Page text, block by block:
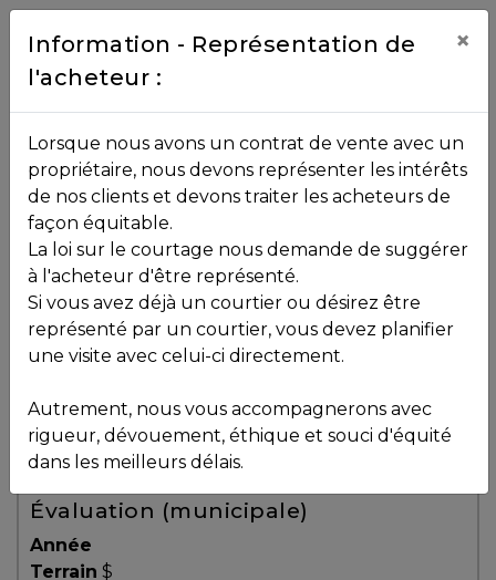
Contact
NOS
PROPRIÉTÉS
VOS
COURTIERS
Équipe
Partenaires
Témoignages
Blogue
Toutes les propriétés
Vendu
, , ,
J0R 1T0
Voir plus de photos
Évaluation (municipale)
Année
Terrain $
Information - Représentation de
l'acheteur :
×
Lorsque nous avons un contrat de vente avec un
propriétaire, nous devons représenter les intérêts
de nos clients et devons traiter les acheteurs de
façon équitable.
La loi sur le courtage nous demande de suggérer
à l'acheteur d'être représenté.
Si vous avez déjà un courtier ou désirez être
représenté par un courtier, vous devez planifier
une visite avec celui-ci directement.
Autrement, nous vous accompagnerons avec
rigueur, dévouement, éthique et souci d'équité
dans les meilleurs délais.